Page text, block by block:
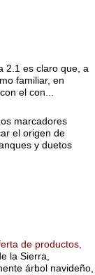
2.1 es claro que, a
familiar, en
el con...
marcadores
el origen de
y duetos
de productos,
la Sierra,
árbol navideño,